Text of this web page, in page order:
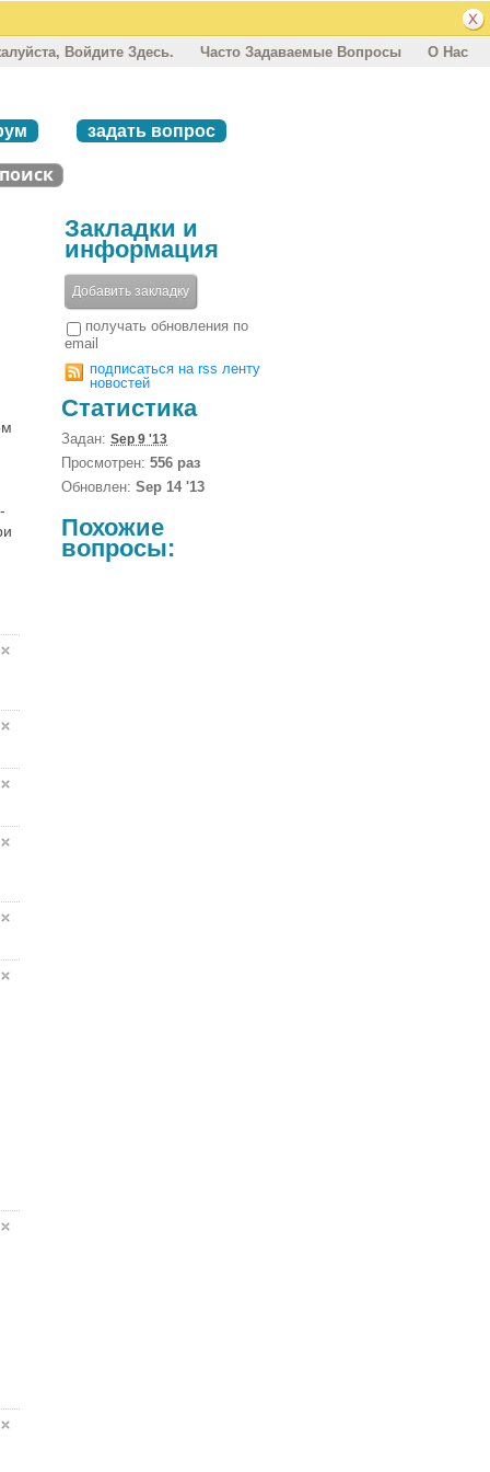
Войдите Здесь. Часто Задаваемые Вопросы О Нас
задать вопрос
Закладки и
информация
Добавить закладку
получать обновления по
email
подписаться на rss ленту
новостей
Статистика
Задан: Sep 9 '13
Просмотрен: 556 раз
Обновлен: Sep 14 '13
Похожие
вопросы: